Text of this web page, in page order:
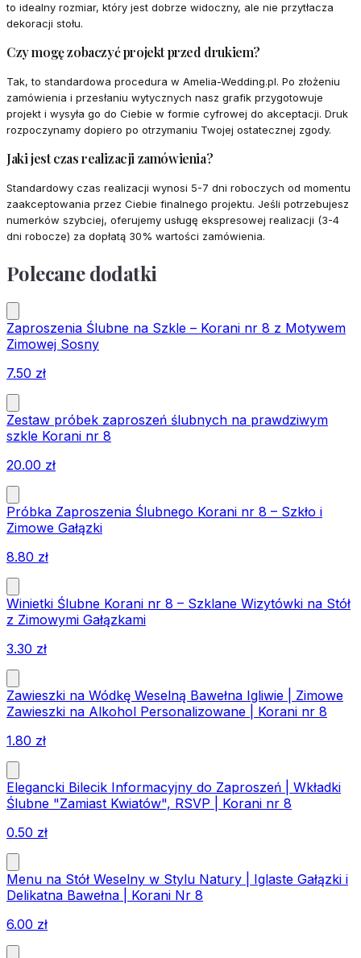
to idealny rozmiar, który jest dobrze widoczny, ale nie przytłacza
dekoracji stołu.
Czy mogę zobaczyć projekt przed drukiem?
Tak, to standardowa procedura w Amelia-Wedding.pl. Po złożeniu
zamówienia i przesłaniu wytycznych nasz grafik przygotowuje
projekt i wysyła go do Ciebie w formie cyfrowej do akceptacji. Druk
rozpoczynamy dopiero po otrzymaniu Twojej ostatecznej zgody.
Jaki jest czas realizacji zamówienia?
Standardowy czas realizacji wynosi 5-7 dni roboczych od momentu
zaakceptowania przez Ciebie finalnego projektu. Jeśli potrzebujesz
numerków szybciej, oferujemy usługę ekspresowej realizacji (3-4
dni robocze) za dopłatą 30% wartości zamówienia.
Polecane dodatki
Zaproszenia Ślubne na Szkle – Korani nr 8 z Motywem
Zimowej Sosny
7.50 zł
Zestaw próbek zaproszeń ślubnych na prawdziwym
szkle Korani nr 8
20.00 zł
Próbka Zaproszenia Ślubnego Korani nr 8 – Szkło i
Zimowe Gałązki
8.80 zł
Winietki Ślubne Korani nr 8 – Szklane Wizytówki na Stół
z Zimowymi Gałązkami
3.30 zł
Zawieszki na Wódkę Weselną Bawełna Igliwie | Zimowe
Zawieszki na Alkohol Personalizowane | Korani nr 8
1.80 zł
Elegancki Bilecik Informacyjny do Zaproszeń | Wkładki
Ślubne "Zamiast Kwiatów", RSVP | Korani nr 8
0.50 zł
Menu na Stół Weselny w Stylu Natury | Iglaste Gałązki i
Delikatna Bawełna | Korani Nr 8
6.00 zł